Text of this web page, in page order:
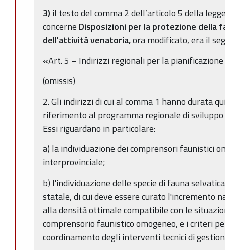
3) il testo del comma 2 dell’articolo 5 della
concerne Disposizioni per la protezione della
dell'attività venatoria,ora modificato, era il
«Art. 5 – Indirizzi regionali per la
(omissis)
2. Gli indirizzi di cui al comma 1 hanno durata
riferimento al programma regionale di
Essi riguardano in particolare:
a) la individuazione dei comprensori faunistici
interprovinciale;
b) l'individuazione delle specie di fauna
statale, di cui deve essere curato l'incremento
alla densità ottimale compatibile con le
comprensorio faunistico omogeneo, e i criteri
coordinamento degli interventi tecnici di